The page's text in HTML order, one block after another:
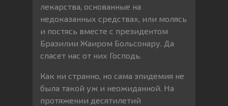
лекарства, основанные на
недоказанных средствах, или молясь
и постясь вместе с президентом
Бразилии Жаиром Больсонару. Да
спасет нас от них Господь.
Как ни странно, но сама эпидемия не
была такой уж и неожиданной. На
протяжении десятилетий